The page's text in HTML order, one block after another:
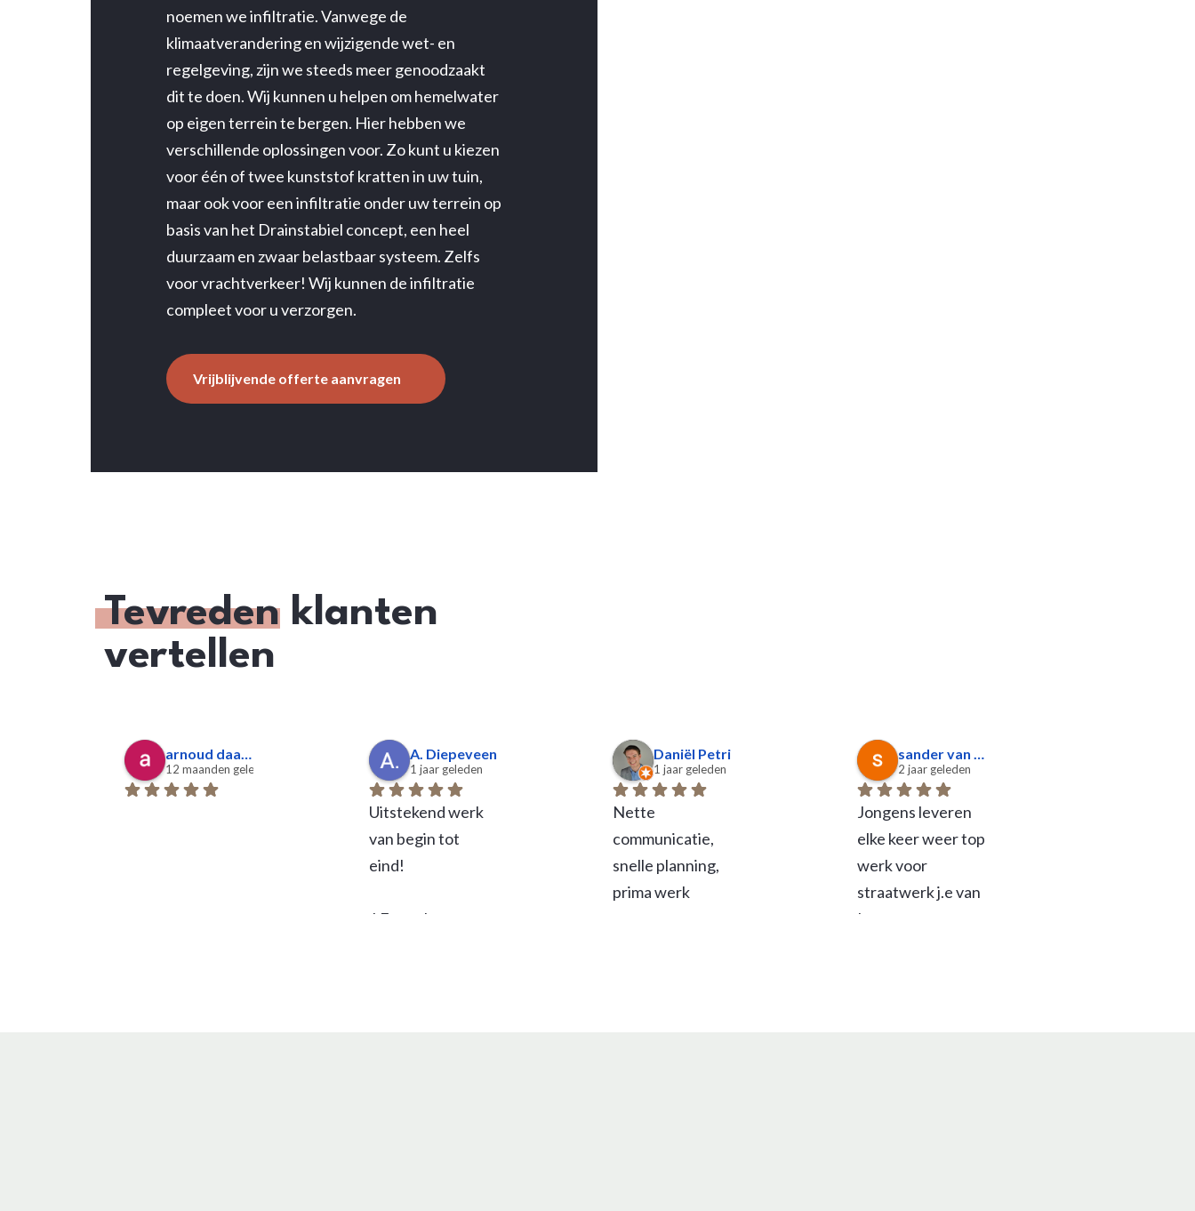
noemen we infiltratie. Vanwege de
klimaatverandering en wijzigende wet- en
regelgeving, zijn we steeds meer genoodzaakt
dit te doen. Wij kunnen u helpen om hemelwater
op eigen terrein te bergen. Hier hebben we
verschillende oplossingen voor. Zo kunt u kiezen
voor één of twee kunststof kratten in uw tuin,
maar ook voor een infiltratie onder uw terrein op
basis van het Drainstabiel concept, een heel
duurzaam en zwaar belastbaar systeem. Zelfs
voor vrachtverkeer! Wij kunnen de infiltratie
compleet voor u verzorgen.
Vrijblijvende offerte aanvragen
Tevreden klanten
vertellen
12 maanden geleden
A. Diepeveen
1 jaar geleden
Uitstekend werk
van begin tot
eind!
J.E. van Laar
Daniël Petri
1 jaar geleden
Nette
communicatie,
snelle planning,
prima werk
2 jaar geleden
Jongens leveren
elke keer weer top
werk voor
straatwerk j.e van
Laar.